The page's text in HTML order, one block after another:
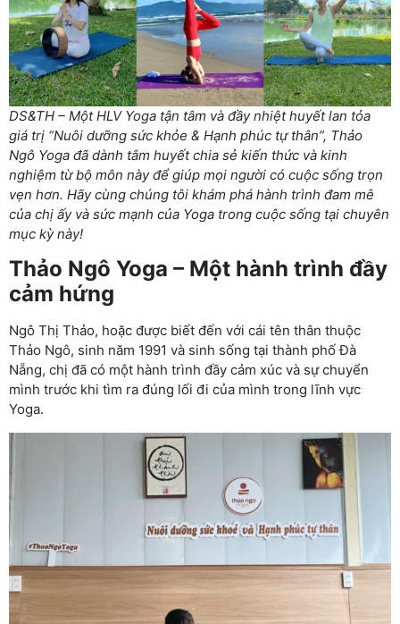
DS&TH – Một HLV Yoga tận tâm và đầy nhiệt huyết lan tỏa
giá trị “Nuôi dưỡng sức khỏe & Hạnh phúc tự thân”, Thảo
Ngô Yoga đã dành tâm huyết chia sẻ kiến thức và kinh
nghiệm từ bộ môn này để giúp mọi người có cuộc sống trọn
vẹn hơn. Hãy cùng chúng tôi khám phá hành trình đam mê
của chị ấy và sức mạnh của Yoga trong cuộc sống tại chuyên
mục kỳ này!
Thảo Ngô Yoga – Một hành trình đầy
cảm hứng
Ngô Thị Thảo, hoặc được biết đến với cái tên thân thuộc
Thảo Ngô, sinh năm 1991 và sinh sống tại thành phố Đà
Nẵng, chị đã có một hành trình đầy cảm xúc và sự chuyển
mình trước khi tìm ra đúng lối đi của mình trong lĩnh vực
Yoga.